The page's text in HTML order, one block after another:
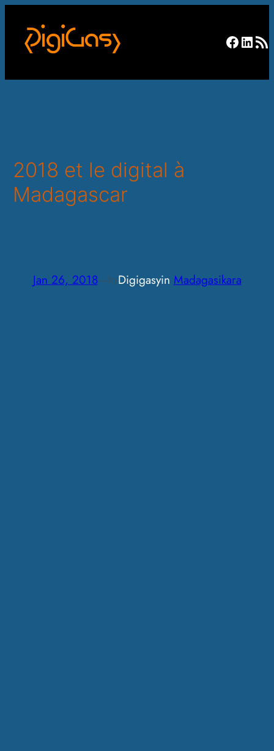
RSS
2018 et le digital à
Madagascar
Jan 26, 2018— byDigigasyin Madagasikara